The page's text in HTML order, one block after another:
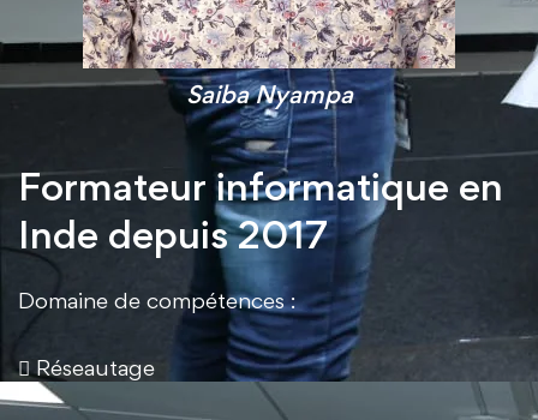
Saiba Nyampa
Formateur informatique en
Inde depuis 2017
Domaine de compétences :
 Réseautage